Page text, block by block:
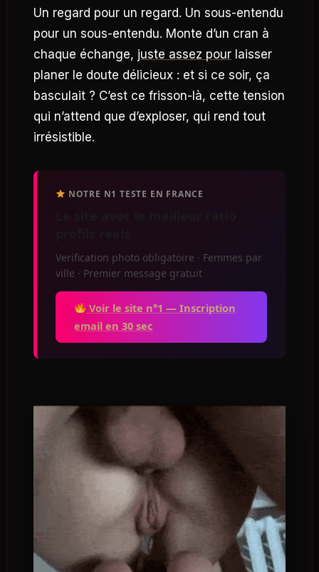
Un regard pour un regard. Un sous-entendu
pour un sous-entendu. Monte d’un cran à
chaque échange, juste assez pour laisser
planer le doute délicieux : et si ce soir, ça
basculait ? C’est ce frisson-là, cette tension
qui n’attend que d’exploser, qui rend tout
irrésistible.
NOTRE N1 TESTE EN FRANCE
Verification photo obligatoire · Femmes par
ville · Premier message gratuit
Voir le site n°1 — Inscription
email en 30 sec